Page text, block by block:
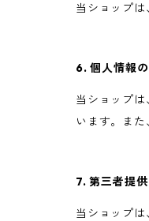
当ショップ
6. 個人情報
当ショップ
います。ま
7. 第三者提供
当ショップ